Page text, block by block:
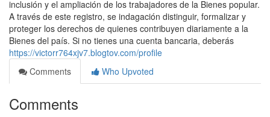
inclusión y el ampliación de los trabajadores de la Bienes popular.
⁣A través de este registro,⁣ se indagación distinguir, formalizar y
proteger los derechos de quienes contribuyen diariamente a la
Bienes del país. Si no​ tienes una cuenta bancaria, deberás
https://victorr764xjv7.blogtov.com/profile
Comments
Who Upvoted
Comments